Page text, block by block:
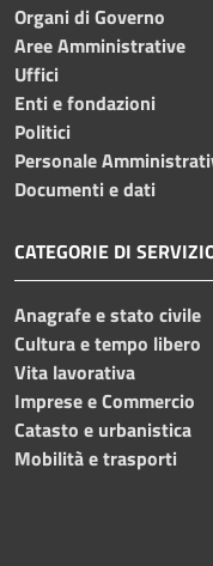
Organi di Governo
Aree Amministrative
Uffici
Enti e fondazioni
Politici
Personale
Documenti e dati
CATEGORIE DI
Anagrafe e stato civile
Cultura e tempo libero
Vita lavorativa
Imprese e Commercio
Catasto e urbanistica
Mobilità e trasporti